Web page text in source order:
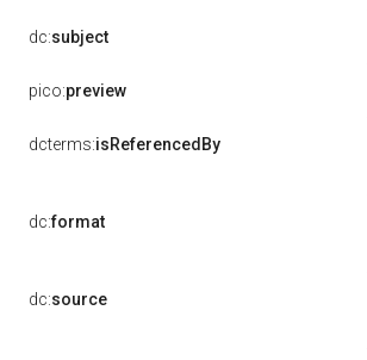
dc:subject
pico:preview
dcterms:isReferencedBy
dc:format
dc:source